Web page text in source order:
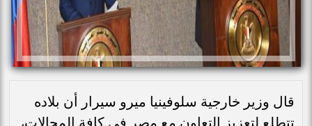
قال وزير خارجية سلوفينيا ميرو سيرار أن بلاده
تتطلع لتعزيز التعاون مع مصر فى كافة المجالات،